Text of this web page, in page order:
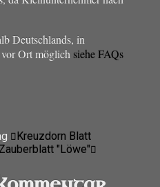
Deutschlands, in
Ort möglich siehe FAQs
Kreuzdorn Blatt
Zauberblatt "Löwe"